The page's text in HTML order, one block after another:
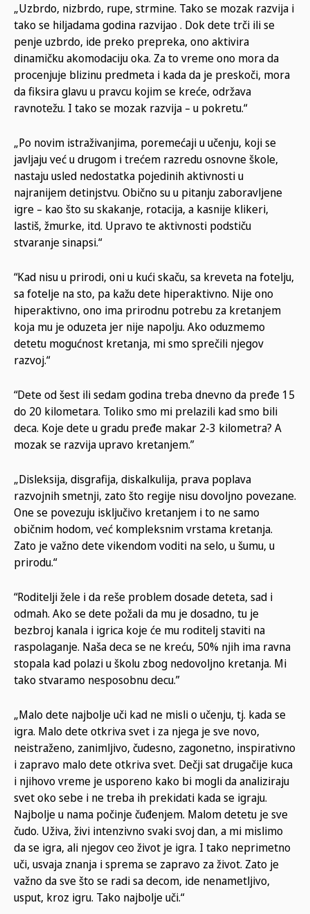
„Uzbrdo, nizbrdo, rupe, strmine. Tako se mozak razvija i
tako se hiljadama godina razvijao . Dok dete trči ili se
penje uzbrdo, ide preko prepreka, ono aktivira
dinamičku akomodaciju oka. Za to vreme ono mora da
procenjuje blizinu predmeta i kada da je preskoči, mora
da fiksira glavu u pravcu kojim se kreće, održava
ravnotežu. I tako se mozak razvija – u pokretu.“
„Po novim istraživanjima, poremećaji u učenju, koji se
javljaju već u drugom i trećem razredu osnovne škole,
nastaju usled nedostatka pojedinih aktivnosti u
najranijem detinjstvu. Obično su u pitanju zaboravljene
igre – kao što su skakanje, rotacija, a kasnije klikeri,
lastiš, žmurke, itd. Upravo te aktivnosti podstiču
stvaranje sinapsi.“
“Kad nisu u prirodi, oni u kući skaču, sa kreveta na fotelju,
sa fotelje na sto, pa kažu dete hiperaktivno. Nije ono
hiperaktivno, ono ima prirodnu potrebu za kretanjem
koja mu je oduzeta jer nije napolju. Ako oduzmemo
detetu mogućnost kretanja, mi smo sprečili njegov
razvoj.“
“Dete od šest ili sedam godina treba dnevno da pređe 15
do 20 kilometara. Toliko smo mi prelazili kad smo bili
deca. Koje dete u gradu pređe makar 2-3 kilometra? A
mozak se razvija upravo kretanjem.”
„Disleksija, disgrafija, diskalkulija, prava poplava
razvojnih smetnji, zato što regije nisu dovoljno povezane.
One se povezuju isključivo kretanjem i to ne samo
običnim hodom, već kompleksnim vrstama kretanja.
Zato je važno dete vikendom voditi na selo, u šumu, u
prirodu.“
“Roditelji žele i da reše problem dosade deteta, sad i
odmah. Ako se dete požali da mu je dosadno, tu je
bezbroj kanala i igrica koje će mu roditelj staviti na
raspolaganje. Naša deca se ne kreću, 50% njih ima ravna
stopala kad polazi u školu zbog nedovoljno kretanja. Mi
tako stvaramo nesposobnu decu.”
„Malo dete najbolje uči kad ne misli o učenju, tj. kada se
igra. Malo dete otkriva svet i za njega je sve novo,
neistraženo, zanimljivo, čudesno, zagonetno, inspirativno
i zapravo malo dete otkriva svet. Dečji sat drugačije kuca
i njihovo vreme je usporeno kako bi mogli da analiziraju
svet oko sebe i ne treba ih prekidati kada se igraju.
Najbolje u nama počinje čuđenjem. Malom detetu je sve
čudo. Uživa, živi intenzivno svaki svoj dan, a mi mislimo
da se igra, ali njegov ceo život je igra. I tako neprimetno
uči, usvaja znanja i sprema se zapravo za život. Zato je
važno da sve što se radi sa decom, ide nenametljivo,
usput, kroz igru. Tako najbolje uči.“